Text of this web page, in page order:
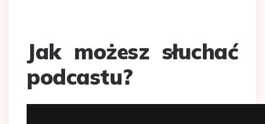
Jak możesz słuchać
podcastu?